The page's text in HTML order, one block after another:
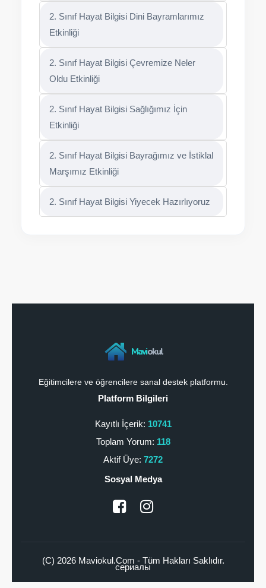
2. Sınıf Hayat Bilgisi Dini Bayramlarımız
Etkinliği
2. Sınıf Hayat Bilgisi Çevremize Neler
Oldu Etkinliği
2. Sınıf Hayat Bilgisi Sağlığımız İçin
Etkinliği
2. Sınıf Hayat Bilgisi Bayrağımız ve İstiklal
Marşımız Etkinliği
2. Sınıf Hayat Bilgisi Yiyecek Hazırlıyoruz
Maviokul
Eğitimcilere ve öğrencilere sanal destek platformu.
Platform Bilgileri
Kayıtlı İçerik: 10741
Toplam Yorum: 118
Aktif Üye: 7272
Sosyal Medya
(C) 2026 Maviokul.Com - Tüm Hakları Saklıdır.
сериалы